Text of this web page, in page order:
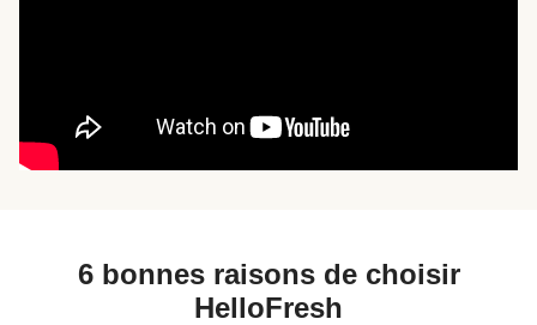
6 bonnes raisons de choisir
HelloFresh